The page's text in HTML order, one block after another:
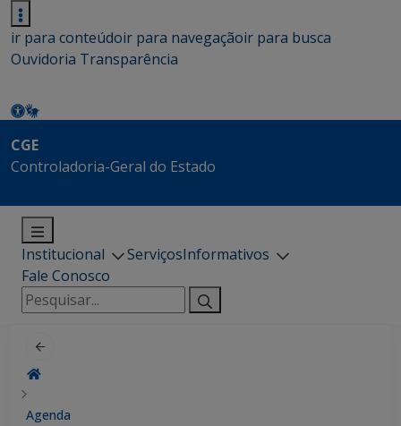
ir para conteúdoir para navegaçãoir para busca
Ouvidoria Transparência
CGE
Controladoria-Geral do Estado
Institucional ServiçosInformativos
Fale Conosco
Pesquisar
por:
Agenda